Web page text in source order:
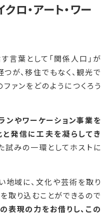
ロ・アート・ワー
言葉として「関係人口」が
が、移住でもなく、観光で
ァンをどのようにつくろう
やワーケーション事業を
発信に工夫を凝らしてき
試みの一環としてホストに
地域に、文化や芸術を取り
取り込むことができるので
表現の力をお借りし、この